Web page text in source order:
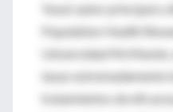
Yusuf, autor principal y
Population Health
Universidad
tasas extremadamente
tratamientos de